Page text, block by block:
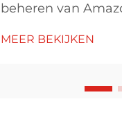
beheren van
verborgen kosten
Ontdek hoe je
MEER BEKIJKEN